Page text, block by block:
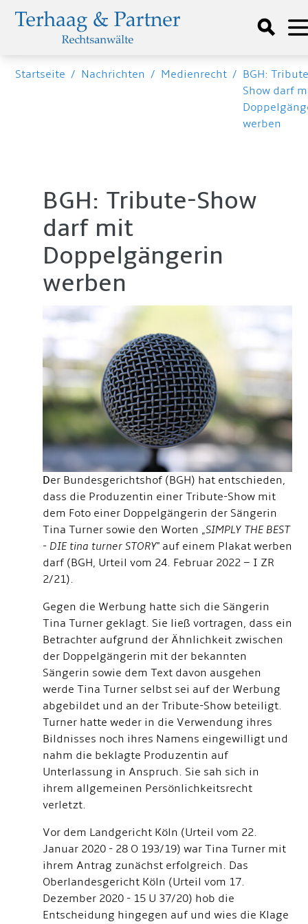
Startseite / Nachrichten / Medienrecht / BGH:
Show darf
werben
BGH: Tribute-Show
darf mit
Doppelgängerin
werben
Der Bundesgerichtshof (BGH) hat entschieden,
dass die Produzentin einer Tribute-Show mit
dem Foto einer Doppelgängerin der Sängerin
Tina Turner sowie den Worten „SIMPLY THE BEST
- DIE tina turner STORY" auf einem Plakat werben
darf (BGH, Urteil vom 24. Februar 2022 – I ZR
2/21).
Gegen die Werbung hatte sich die Sängerin
Tina Turner geklagt. Sie ließ vortragen, dass ein
Betrachter aufgrund der Ähnlichkeit zwischen
der Doppelgängerin mit der bekannten
Sängerin sowie dem Text davon ausgehen
werde Tina Turner selbst sei auf der Werbung
abgebildet und an der Tribute-Show beteiligt.
Turner hatte weder in die Verwendung ihres
Bildnisses noch ihres Namens eingewilligt und
nahm die beklagte Produzentin auf
Unterlassung in Anspruch. Sie sah sich in
ihrem allgemeinen Persönlichkeitsrecht
verletzt.
Vor dem Landgericht Köln (Urteil vom 22.
Januar 2020 - 28 O 193/19) war Tina Turner mit
ihrem Antrag zunächst erfolgreich. Das
Oberlandesgericht Köln (Urteil vom 17.
Dezember 2020 - 15 U 37/20) hob die
Entscheidung hingegen auf und wies die Klage